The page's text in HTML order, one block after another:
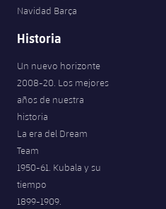
Navidad Barça
Historia
Un nuevo horizonte
2008-20. Los mejores
años de nuestra
historia
La era del Dream
Team
1950-61. Kubala y su
tiempo
1899-1909.